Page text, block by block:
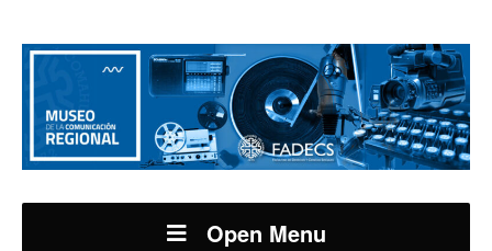
Open Menu